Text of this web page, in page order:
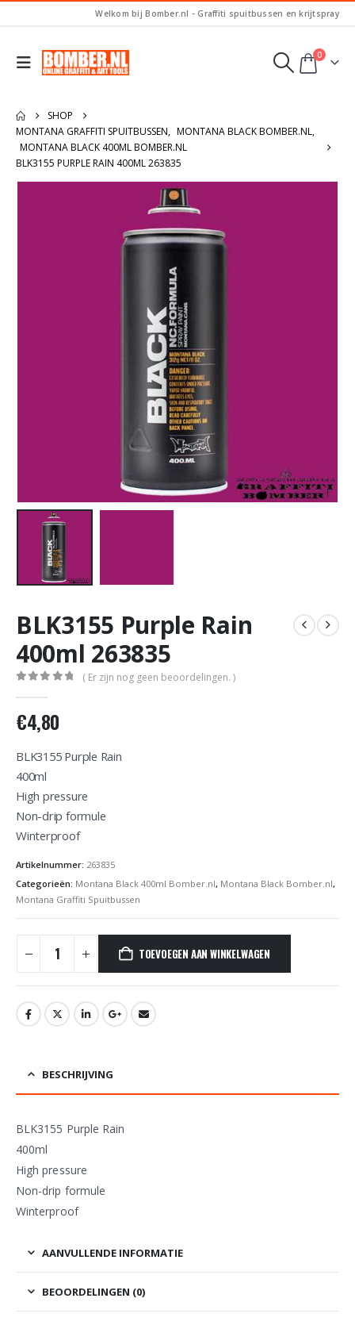
Welkom bij Bomber.nl - Graffiti spuitbussen en krijtspray
0
SHOP
MONTANA GRAFFITI SPUITBUSSEN, MONTANA BLACK BOMBER.NL,
MONTANA BLACK 400ML BOMBER.NL
BLK3155 PURPLE RAIN 400ML 263835
BLK3155 Purple Rain
400ml 263835
( Er zijn nog geen beoordelingen. )
€4,80
BLK3155 Purple Rain
400ml
High pressure
Non-drip formule
Winterproof
Artikelnummer: 263835
Categorieën: Montana Black 400ml Bomber.nl, Montana Black Bomber.nl,
Montana Graffiti Spuitbussen
TOEVOEGEN AAN WINKELWAGEN
BESCHRIJVING
BLK3155 Purple Rain
400ml
High pressure
Non-drip formule
Winterproof
AANVULLENDE INFORMATIE
BEOORDELINGEN (0)